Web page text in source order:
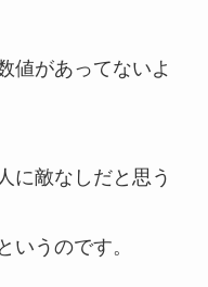
値があってないよ
に敵なしだと思う
いうのです。